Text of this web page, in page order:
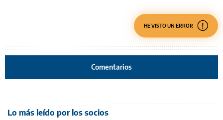
HE VISTO UN ERROR
Comentarios
Lo más leído por los socios